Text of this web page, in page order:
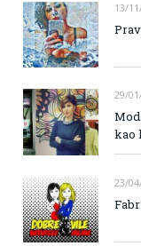
13/
29/
kao
23/